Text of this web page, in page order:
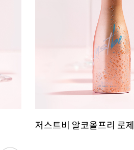
저스트비 알코올프리 로제